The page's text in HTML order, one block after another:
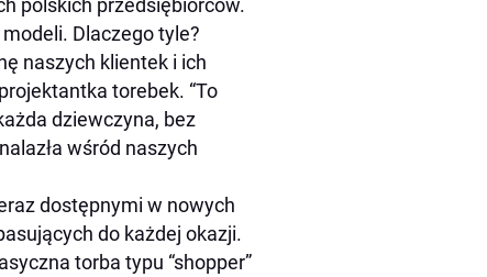
polskich przedsiębiorców.
Dlaczego tyle?
naszych klientek i ich
torebek. “To
dziewczyna, bez
wśród naszych
dostępnymi w nowych
do każdej okazji.
torba typu “shopper”